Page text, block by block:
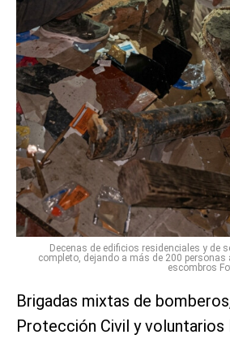
Decenas de edificios residenciales y de
completo, dejando a más de 200
escombros
Brigadas mixtas de
Protección Civil y voluntarios